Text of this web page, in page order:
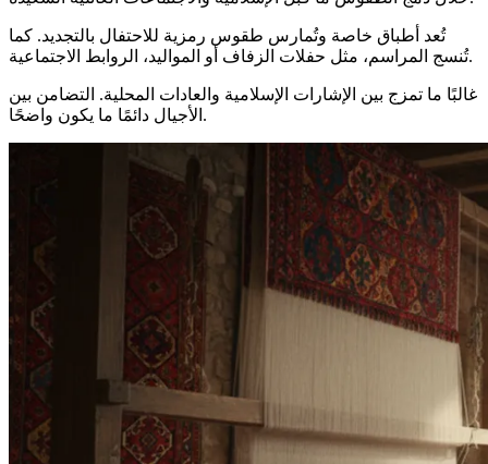
تُعد أطباق خاصة وتُمارس طقوس رمزية للاحتفال بالتجديد. كما
تُنسج المراسم، مثل حفلات الزفاف أو المواليد، الروابط الاجتماعية.
غالبًا ما تمزج بين الإشارات الإسلامية والعادات المحلية. التضامن بين
الأجيال دائمًا ما يكون واضحًا.